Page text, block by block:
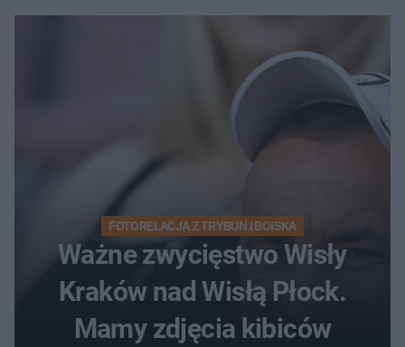
FOTORELACJA Z TRYBUN I BOISKA
Ważne zwycięstwo Wisły
Kraków nad Wisłą Płock.
Mamy zdjęcia kibiców